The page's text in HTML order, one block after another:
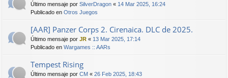
Último mensaje por SilverDragon « 14 Mar 2025, 16:24
Publicado en Otros Juegos
[AAR] Panzer Corps 2. Cirenaica. DLC de 2025.
Último mensaje por JR « 13 Mar 2025, 17:14
Publicado en Wargames :: AARs
Tempest Rising
Último mensaje por CM « 26 Feb 2025, 18:43